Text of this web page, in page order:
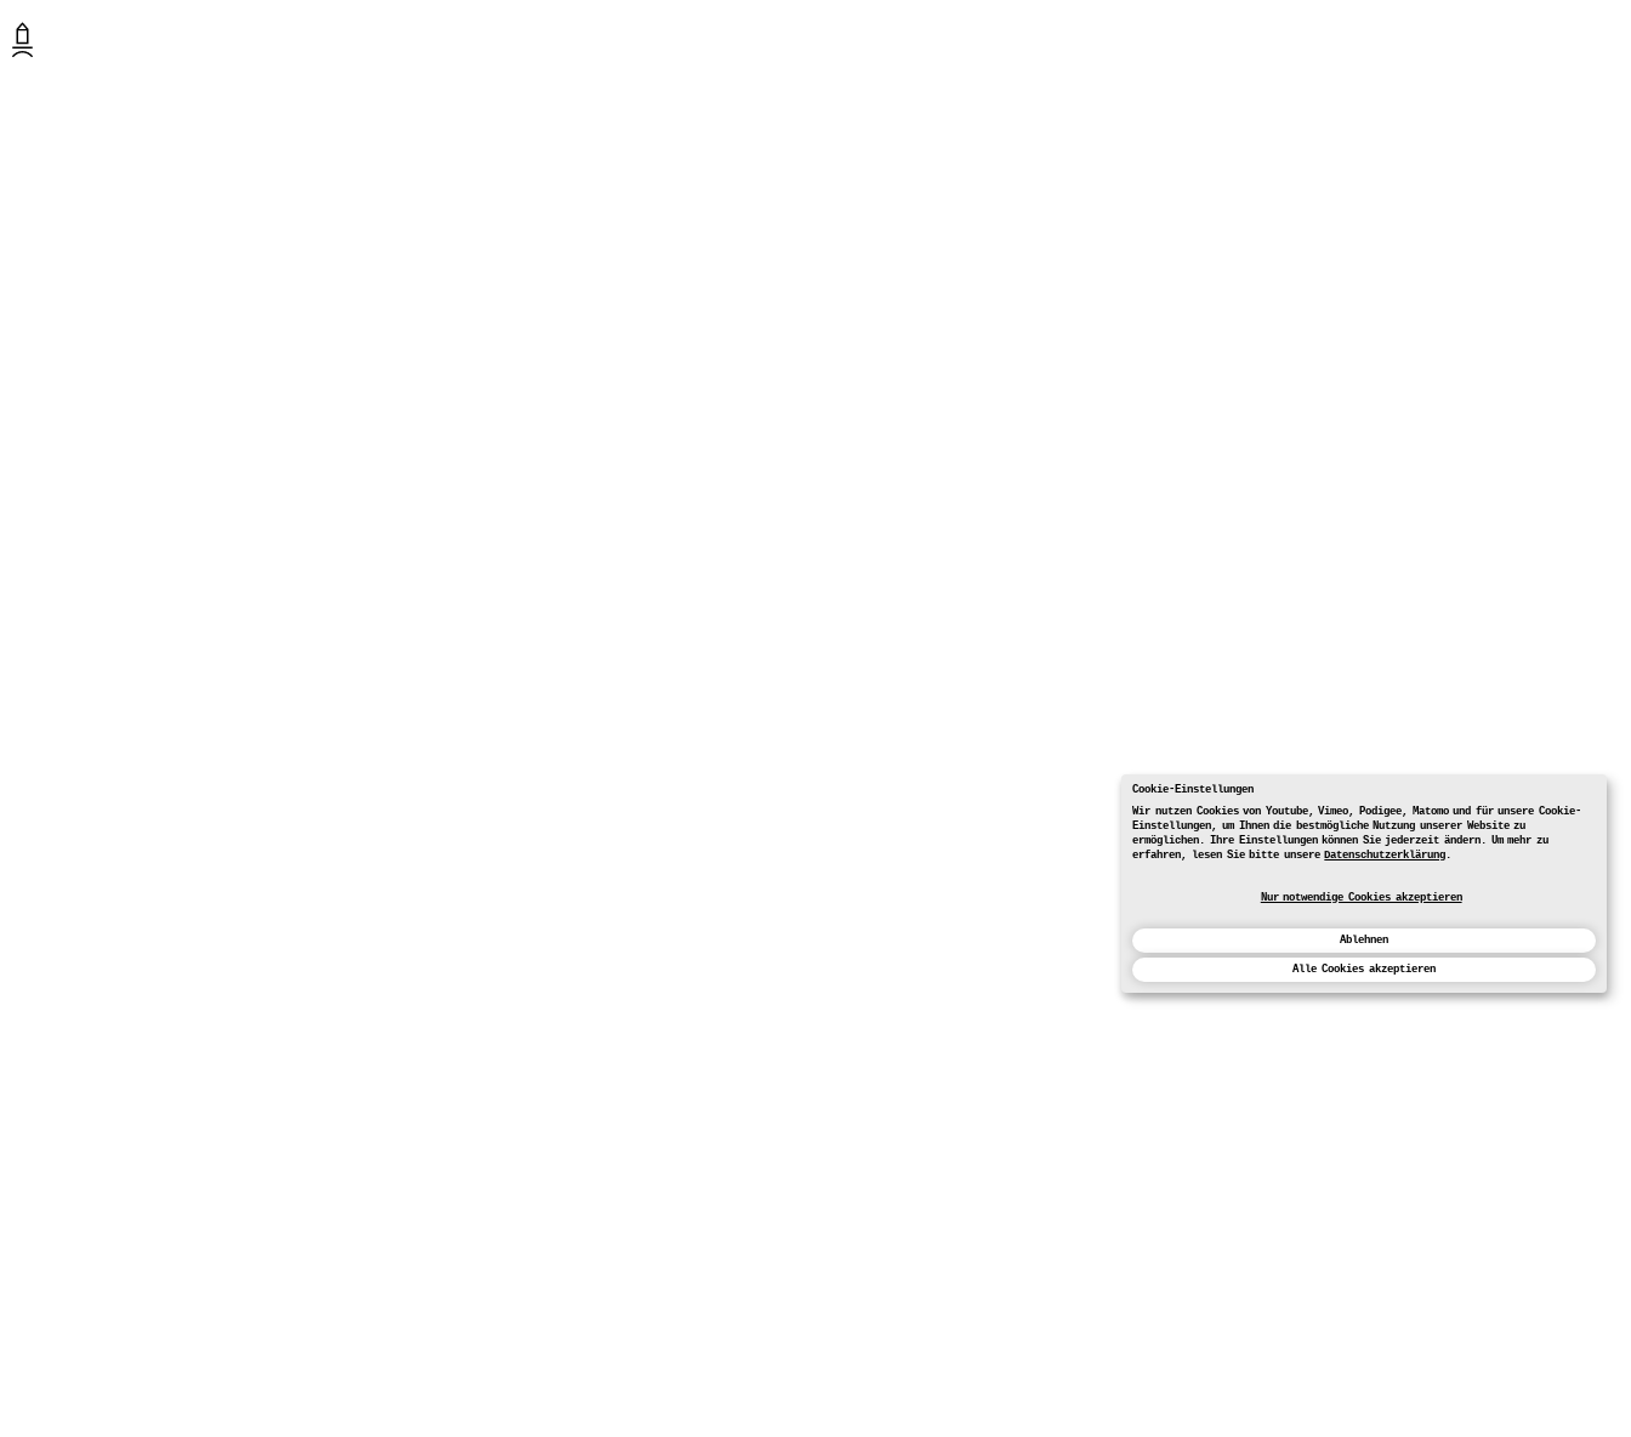
Cookie-Einstellungen
Wir nutzen Cookies von Youtube, Vimeo, Podigee, Matomo und für unsere Cookie-
Einstellungen, um Ihnen die bestmögliche Nutzung unserer Website zu
ermöglichen. Ihre Einstellungen können Sie jederzeit ändern. Um mehr zu
erfahren, lesen Sie bitte unsereDatenschutzerklärung.
Nur notwendige Cookies akzeptieren
Ablehnen
Alle Cookies akzeptieren